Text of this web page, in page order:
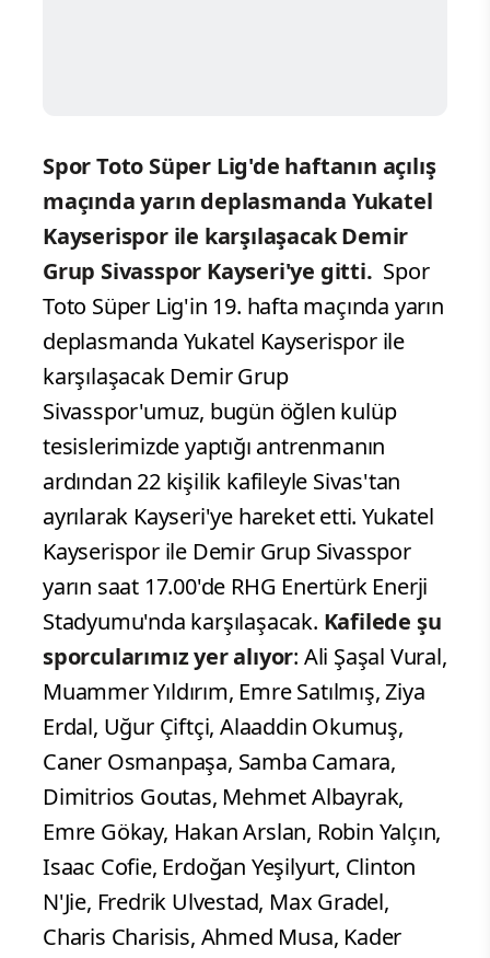
Spor Toto Süper Lig'de haftanın açılış
maçında yarın deplasmanda Yukatel
Kayserispor ile karşılaşacak Demir
Grup Sivasspor Kayseri'ye gitti. Spor
Toto Süper Lig'in 19. hafta maçında yarın
deplasmanda Yukatel Kayserispor ile
karşılaşacak Demir Grup
Sivasspor'umuz, bugün öğlen kulüp
tesislerimizde yaptığı antrenmanın
ardından 22 kişilik kafileyle Sivas'tan
ayrılarak Kayseri'ye hareket etti. Yukatel
Kayserispor ile Demir Grup Sivasspor
yarın saat 17.00'de RHG Enertürk Enerji
Stadyumu'nda karşılaşacak. Kafilede şu
sporcularımız yer alıyor: Ali Şaşal Vural,
Muammer Yıldırım, Emre Satılmış, Ziya
Erdal, Uğur Çiftçi, Alaaddin Okumuş,
Caner Osmanpaşa, Samba Camara,
Dimitrios Goutas, Mehmet Albayrak,
Emre Gökay, Hakan Arslan, Robin Yalçın,
Isaac Cofie, Erdoğan Yeşilyurt, Clinton
N'Jie, Fredrik Ulvestad, Max Gradel,
Charis Charisis, Ahmed Musa, Kader